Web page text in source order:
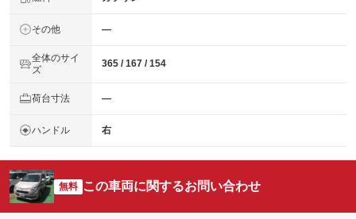
その他 ―
全体のサイ
ズ
365 / 167 / 154
荷台寸法 ―
ハンドル 右
無料 この車両に関するお問い合わせ